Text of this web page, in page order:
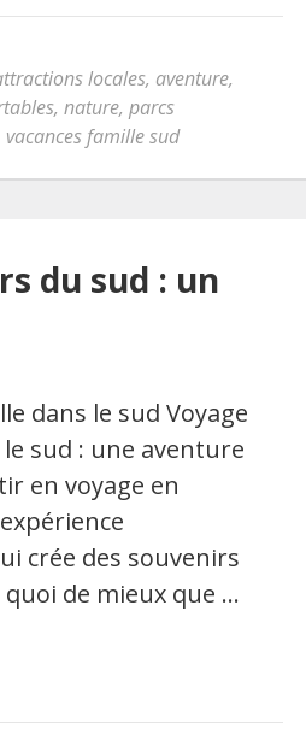
locales, aventure,
, nature, parcs
vacances famille sud
du sud : un
dans le sud Voyage
sud : une aventure
en voyage en
crée des souvenirs
de mieux que …